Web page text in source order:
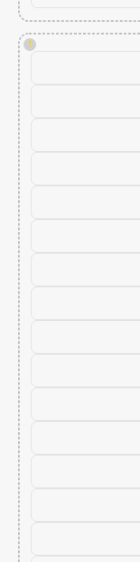
!